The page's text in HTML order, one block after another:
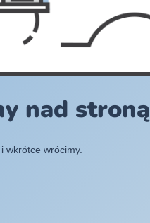
nad stroną
wkrótce wrócimy.